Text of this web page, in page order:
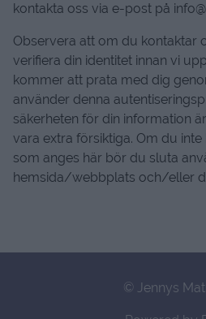
kontakta oss via e-post på
Observera att om du kontaktar
verifiera din identitet innan vi
kommer att prata med dig
använder denna
säkerheten för din information
vara extra försiktiga. Om du
som anges här bör du sluta
hemsida/webbplats och/eller
© Jennys